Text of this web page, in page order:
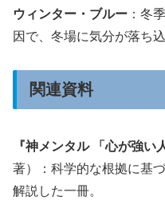
ウィンター・ブルー ：冬
因で、冬場に気分が落ち
関連資料
『神メンタル 「心が強い
著）：科学的な根拠に基
解説した一冊。